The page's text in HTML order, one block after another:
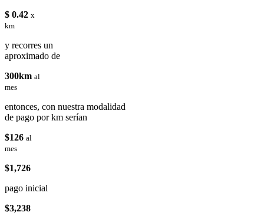
$ 0.42 x
km
y recorres un
aproximado de
300km al
mes
entonces, con nuestra modalidad
de pago por km serían
$126 al
mes
$1,726
pago inicial
$3,238